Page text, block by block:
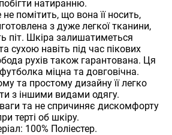
натиранню.
помітить, що вона її носить,
​​з дуже легкої тканини,
піт. Шкіра залишатиметься
сухою навіть під час пікових
рухів також гарантована. Ця
міцна та довговічна.
та простому дизайну її легко
з іншими видами одягу.
та не спричиняє дискомфорту
терті об шкіру.
100% Поліестер.